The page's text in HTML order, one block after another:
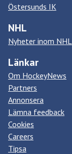
Östersunds IK
NHL
Nyheter inom NHL
Länkar
Om HockeyNews
Partners
Annonsera
Lämna feedback
Cookies
Careers
Tipsa